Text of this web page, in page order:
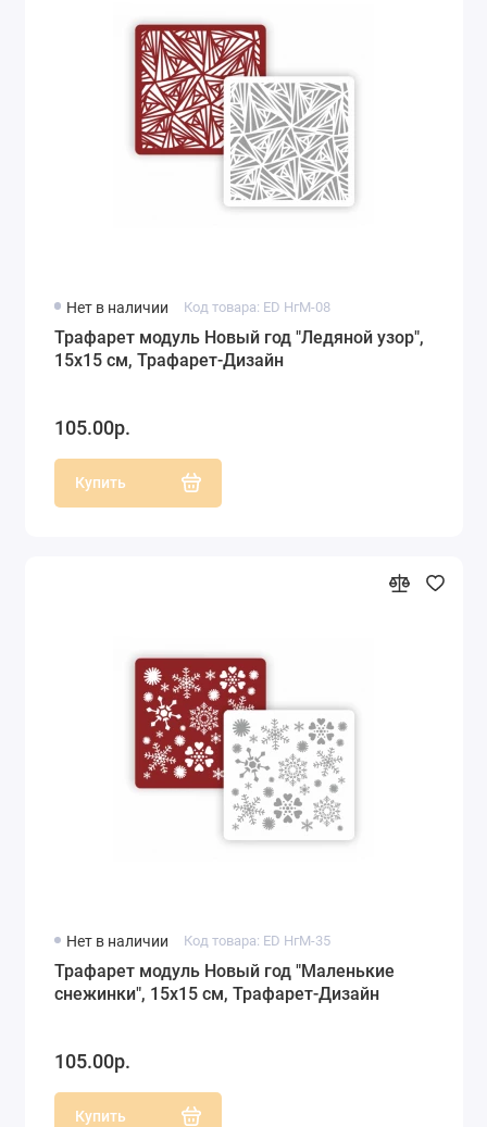
Нет в наличии Код товара: ED НгМ-08
Трафарет модуль Новый год "Ледяной узор",
15х15 см, Трафарет-Дизайн
105.00р.
Купить
Нет в наличии Код товара: ED НгМ-35
Трафарет модуль Новый год "Маленькие
снежинки", 15х15 см, Трафарет-Дизайн
105.00р.
Купить